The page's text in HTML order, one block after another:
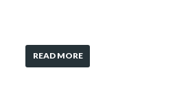
READ MORE